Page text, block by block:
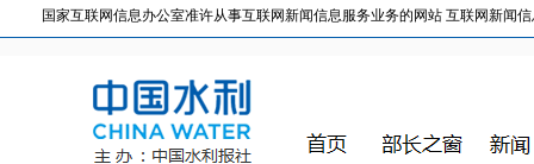
国家互联网信息办公室准许从事互联网新闻信息服务业务的网站 互联网新闻信